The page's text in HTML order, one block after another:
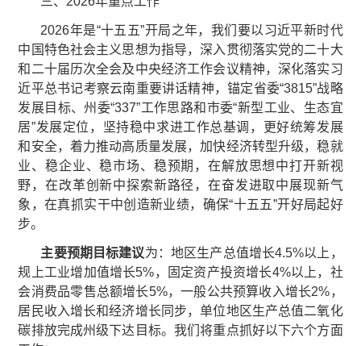
2026年是“十五五”开局之年，我们要以习近平新时代
中国特色社会主义思想为指导，深入贯彻落实党的二十大
和二十届历次全会及中央经济工作会议精神，深化落实习
近平总书记考察云南重要讲话精神，锚定省委“3815”战略
发展目标、州委“337”工作思路和市委“新型工业、生态宜
居”发展定位，坚持稳中求进工作总基调，更好统筹发展
和安全，着力推动高质量发展，加快经济转型升级，稳就
业、稳企业、稳市场、稳预期，在解放思想中打开新视
野，在改革创新中探索新路径，在奋发进取中展现新气
象，在真抓实干中创造新业绩，确保“十五五”开好局起好
步。
主要预期目标建议为：地区生产总值增长4.5%以上，
规上工业增加值增长5%，固定资产投资增长4%以上，社
会消费品零售总额增长5%，一般公共预算收入增长2%，
居民收入增长和经济增长同步，单位地区生产总值二氧化
碳排放完成州级下达目标。我们将重点抓好以下六个方面